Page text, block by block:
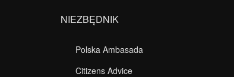
NIEZBĘDNIK
Polska Ambasada
Citizens Advice